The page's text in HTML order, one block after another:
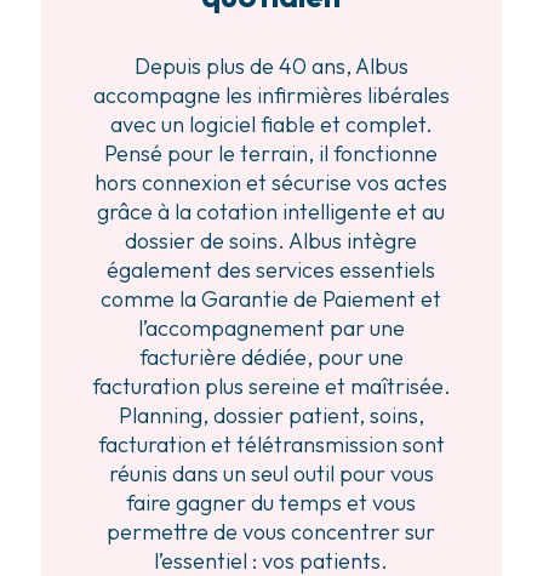
Depuis plus de 40 ans, Albus
accompagne les infirmières libérales
avec un logiciel fiable et complet.
Pensé pour le terrain, il fonctionne
hors connexion et sécurise vos actes
grâce à la cotation intelligente et au
dossier de soins. Albus intègre
également des services essentiels
comme la Garantie de Paiement et
l’accompagnement par une
facturière dédiée, pour une
facturation plus sereine et maîtrisée.
Planning, dossier patient, soins,
facturation et télétransmission sont
réunis dans un seul outil pour vous
faire gagner du temps et vous
permettre de vous concentrer sur
l’essentiel : vos patients.